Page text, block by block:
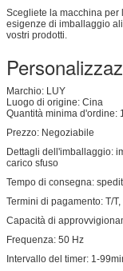
Scegliete la macchina per
esigenze di imballaggio
vostri prodotti.
Marchio: LUY
Luogo di origine: Cina
Quantità minima d'ordine:
Prezzo: Negoziabile
Dettagli dell'imballaggio:
carico sfuso
Tempo di consegna:
Termini di pagamento: T/
Capacità di
Frequenza: 50 Hz
Intervallo del timer: 1-